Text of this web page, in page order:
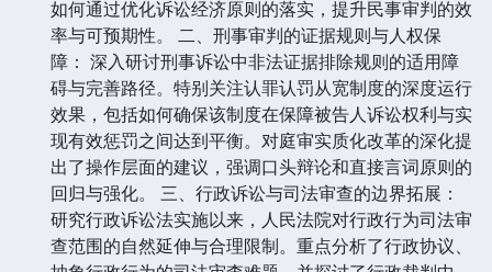
如何通过优化诉讼经济原则的落实，提升民事审判的效
率与可预期性。 二、刑事审判的证据规则与人权保
障： 深入研讨刑事诉讼中非法证据排除规则的适用障
碍与完善路径。特别关注认罪认罚从宽制度的深度运行
效果，包括如何确保该制度在保障被告人诉讼权利与实
现有效惩罚之间达到平衡。对庭审实质化改革的深化提
出了操作层面的建议，强调口头辩论和直接言词原则的
回归与强化。 三、行政诉讼与司法审查的边界拓展：
研究行政诉讼法实施以来，人民法院对行政行为司法审
查范围的自然延伸与合理限制。重点分析了行政协议、